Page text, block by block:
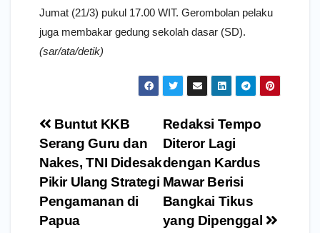
Jumat (21/3) pukul 17.00 WIT. Gerombolan pelaku
juga membakar gedung sekolah dasar (SD).
(sar/ata/detik)
Navigasi
pos
Redaksi Tempo
Diteror Lagi
dengan Kardus
Mawar Berisi
Bangkai Tikus
yang Dipenggal
Buntut KKB
Serang Guru dan
Nakes, TNI Didesak
Pikir Ulang Strategi
Pengamanan di
Papua